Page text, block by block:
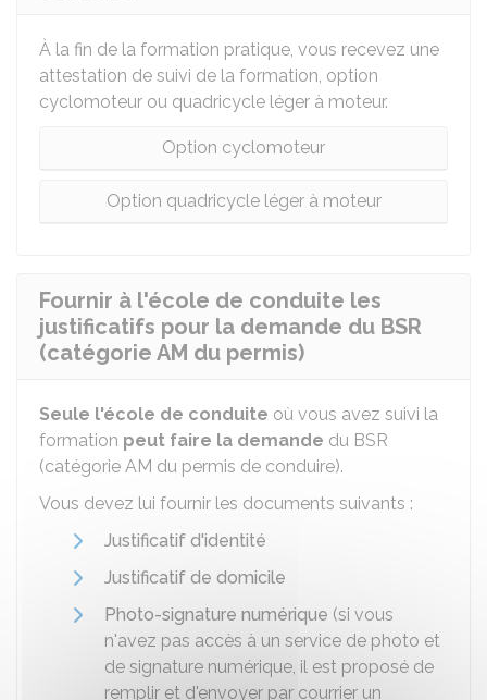
À la fin de la formation pratique, vous recevez une
attestation de suivi de la formation, option
cyclomoteur ou quadricycle léger à moteur.
Option cyclomoteur
Option quadricycle léger à moteur
Fournir à l'école de conduite les
justificatifs pour la demande du BSR
(catégorie AM du permis)
Seule l'école de conduite où vous avez suivi la
formation peut faire la demande du BSR
(catégorie AM du permis de conduire).
Vous devez lui fournir les documents suivants :
Justificatif d'identité
Justificatif de domicile
Photo-signature numérique (si vous
n'avez pas accès à un service de photo et
de signature numérique, il est proposé de
remplir et d'envoyer par courrier un